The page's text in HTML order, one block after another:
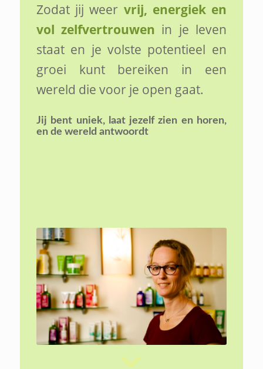
Zodat jij weer vrij, energiek en
vol zelfvertrouwen in je leven
staat en je volste potentieel en
groei kunt bereiken in een
wereld die voor je open gaat.
Jij bent uniek, laat jezelf zien en horen,
en de wereld antwoordt